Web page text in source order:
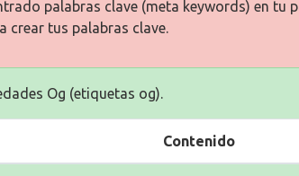
palabras clave (meta keywords) en tu
crear tus palabras clave.
Og (etiquetas og).
Contenido